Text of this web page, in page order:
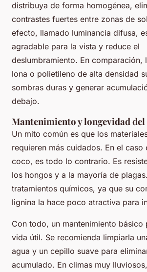
distribuya de forma homogénea,
contrastes fuertes entre zonas de
efecto, llamado luminancia difusa,
agradable para la vista y reduce el
deslumbramiento. En comparación,
lona o polietileno de alta densidad
sombras duras y generar
debajo.
Mantenimiento y longevidad
Un mito común es que los
requieren más cuidados. En el
coco, es todo lo contrario. Es
los hongos y a la mayoría de
tratamientos químicos, ya que su
lignina la hace poco atractiva para
Con todo, un mantenimiento básico
vida útil. Se recomienda limpiarla
agua y un cepillo suave para
acumulado. En climas muy